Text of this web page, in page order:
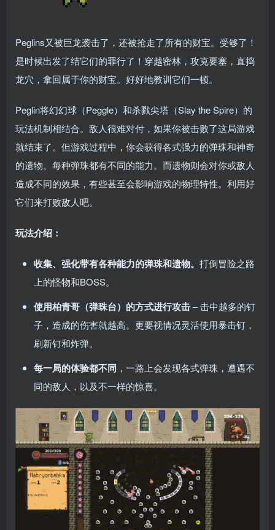
Peglins又被巨龙袭击了，还被抢走了所有的财宝。受够了！
是时候出发了结它们的罪行了！穿越密林，攻克要塞，直捣
龙穴，拿回属于你的财宝。好好地教训它们一顿。
Peglin将幻幻球（Peggle）和杀戮尖塔（Slay the Spire）的
玩法机制相结合。敌人很难对付，如果你被击败了这局游戏
就结束了。但游戏过程中，你会获得各式强力的弹珠和神奇
的遗物。每种弹珠都有不同的能力。而遗物则会对你或敌人
造成不同的效果，有些甚至会影响游戏的物理特性。利用好
它们来打败敌人吧。
玩法介绍：
收集、强化带有各种能力的弹珠和遗物。 打倒冒险之路
上的怪物和BOSS。
使用柏青哥（弹珠台）的方式进行攻击– 击中越多的钉
子，造成的伤害就越高。更要视情况灵活使用暴击钉，
刷新钉和炸弹。
每一局的体验都不同 ，一路上会发现各式弹珠，遭遇不
同的敌人，以及不一样的惊喜。